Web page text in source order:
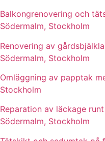
Balkongrenovering och
Södermalm, Stockholm
Renovering av
Södermalm, Stockholm
Omläggning av papptak
Stockholm
Reparation av läckage
Södermalm, Stockholm